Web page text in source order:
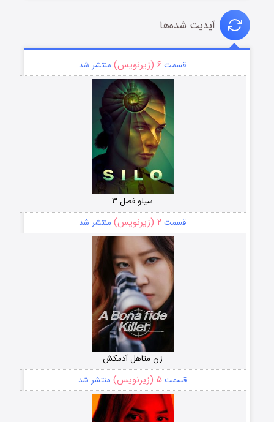
آپدیت شده‌ها
قسمت ۶ (زیرنویس) منتشر شد
سیلو فصل ۳
قسمت ۲ (زیرنویس) منتشر شد
زن متاهل آدمکش
قسمت ۵ (زیرنویس) منتشر شد